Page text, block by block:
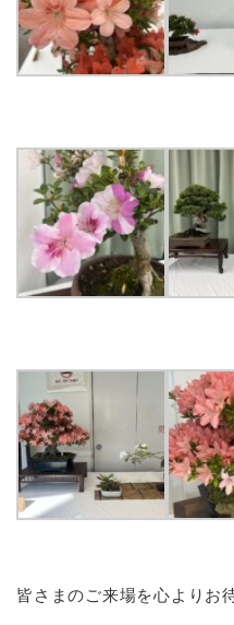
皆さまのご来場を心よりお